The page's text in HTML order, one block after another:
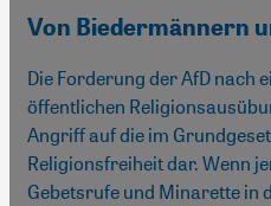
Von Biedermännern
Die Forderung der AfD nach
öffentlichen
Angriff auf die im
Religionsfreiheit dar. Wenn
Gebetsrufe und Minarette in